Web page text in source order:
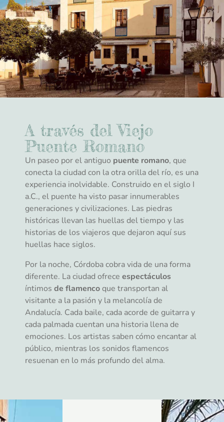
A través del Viejo
Puente Romano
Un paseo por el antiguo puente romano, que
conecta la ciudad con la otra orilla del río, es una
experiencia inolvidable. Construido en el siglo I
a.C., el puente ha visto pasar innumerables
generaciones y civilizaciones. Las piedras
históricas llevan las huellas del tiempo y las
historias de los viajeros que dejaron aquí sus
huellas hace siglos.
Por la noche, Córdoba cobra vida de una forma
diferente. La ciudad ofrece espectáculos
íntimos de flamencoque transportan al
visitante a la pasión y la melancolía de
Andalucía. Cada baile, cada acorde de guitarra y
cada palmada cuentan una historia llena de
emociones. Los artistas saben cómo encantar al
público, mientras los sonidos flamencos
resuenan en lo más profundo del alma.